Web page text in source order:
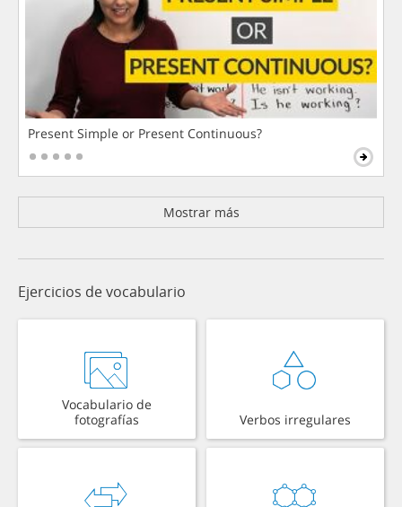
Present Simple or Present Continuous?
Mostrar más
Ejercicios de vocabulario
Vocabulario de
fotografías
Verbos irregulares